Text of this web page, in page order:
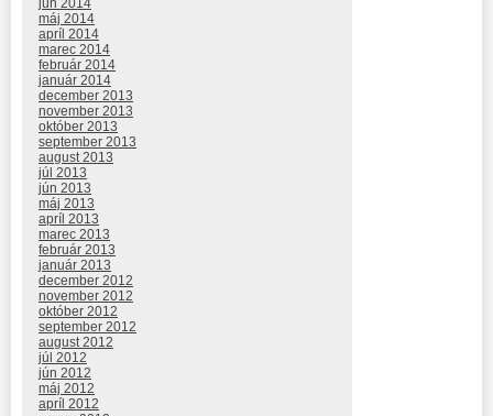
jún 2014
máj 2014
apríl 2014
marec 2014
február 2014
január 2014
december 2013
november 2013
október 2013
september 2013
august 2013
júl 2013
jún 2013
máj 2013
apríl 2013
marec 2013
február 2013
január 2013
december 2012
november 2012
október 2012
september 2012
august 2012
júl 2012
jún 2012
máj 2012
apríl 2012